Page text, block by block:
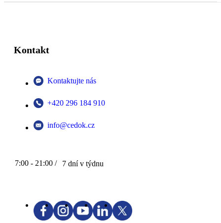
Kontakt
Kontaktujte nás
+420 296 184 910
info@cedok.cz
7:00 - 21:00 / 7 dní v týdnu